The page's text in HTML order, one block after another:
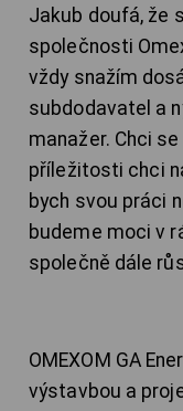
Jakub doufá, že
společnosti
vždy snažím
subdodavatel a
manažer. Chci
příležitosti chci
bych svou práci
budeme moci v
společně dále
OMEXOM GA
výstavbou a